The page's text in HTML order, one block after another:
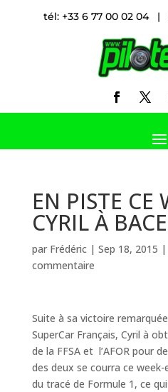
tél: +33 6 77 00 02 04 |
EN PISTE CE
CYRIL À
par Frédéric| Sep 18, 2015 |
commentaire
Suite à sa victoire
SuperCar Français, Cyril à
de la FFSA et l’AFOR pour
des deux se courra ce
du tracé de Formule 1, ce